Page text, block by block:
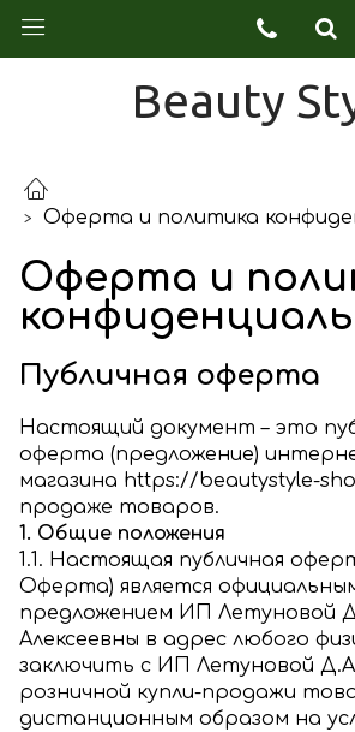
Beauty
Оферта и политика
Оферта и
Публичная оферта
Настоящий документ – это
оферта (предложение)
магазина https://beautystyle-
продаже товаров.
1. Общие положения
1.1. Настоящая публичная
Оферта) является
предложением ИП Летуновой
Алексеевны в адрес любого
заключить с ИП Летуновой
розничной купли-продажи
дистанционным образом на